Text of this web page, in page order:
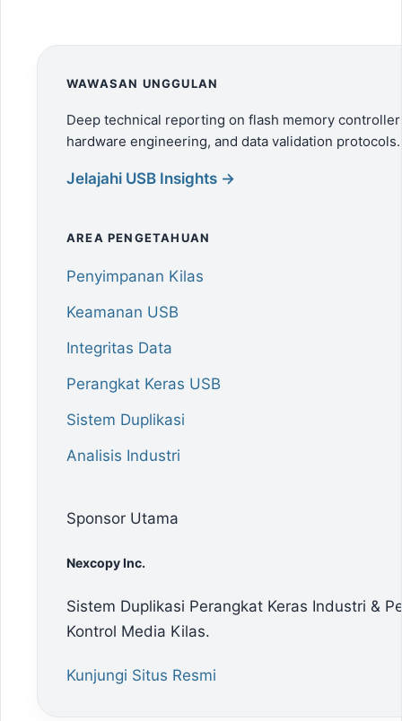
WAWASAN UNGGULAN
Deep technical reporting on flash memory
hardware engineering, and data validation protocols.
Jelajahi USB Insights →
AREA PENGETAHUAN
Penyimpanan Kilas
Keamanan USB
Integritas Data
Perangkat Keras USB
Sistem Duplikasi
Analisis Industri
Sponsor Utama
Nexcopy Inc.
Sistem Duplikasi Perangkat Keras Industri &
Kontrol Media Kilas.
Kunjungi Situs Resmi